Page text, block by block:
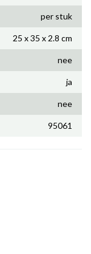
per stuk
25 x 35 x 2.8 cm
nee
ja
nee
95061